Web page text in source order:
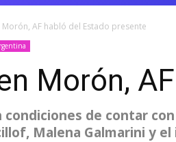
Morón, AF habló del Estado presente
Morón,
de contar
Malena Galmarini y